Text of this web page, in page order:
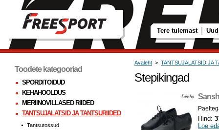
Tere tulemast
Avaleht > TANTSUJALATSID JA
Stepikingad
Hind:
Loe
Toodete kategooriad
SPORDITOIDUD
KEHAHOOLDUS
MERIINOVILLASED RIIDED
TANTSUJALATSID JA TANTSURIIDED
Tantsutossud